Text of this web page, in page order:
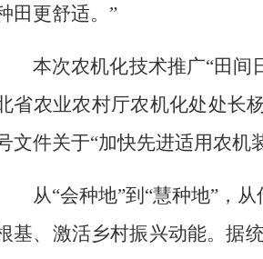
田更舒适。”
本次农机化技术推广“田间
省农业农村厅农机化处处长
文件关于“加快先进适用农机
从“会种地”到“慧种地”，
基、激活乡村振兴动能。据